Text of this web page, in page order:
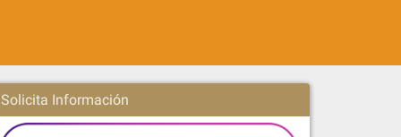
Solicita Información